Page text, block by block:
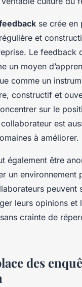
se crée en
et
Le feedback
un moyen
comme un
constructif et
sur le
est
à améliorer.
également être
un environnement
peuvent
leurs opinions et
crainte de
des